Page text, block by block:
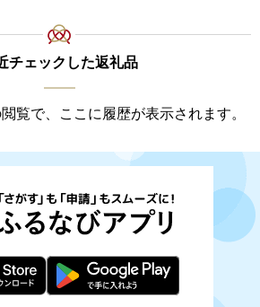
チェックした返礼品
覧で、ここに履歴が表示されます。